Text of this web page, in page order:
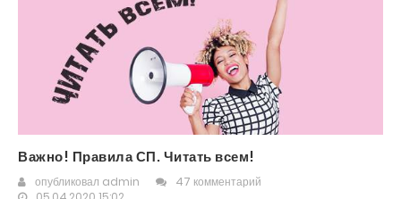
Важно! Правила СП. Читать всем!
опубликовал admin
47 комментарий